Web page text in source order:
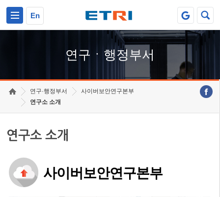
En
연구ㆍ행정부서
연구·행정부서
사이버보안연구본부
연구소 소개
연구소 소개
사이버보안연구본부